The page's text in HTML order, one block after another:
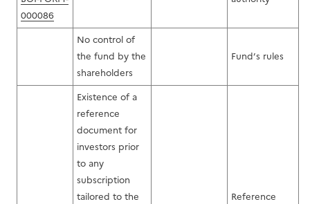
000086
No control of
the fund by the
shareholders
Fund’s rules
Existence of a
reference
document for
investors prior
to any
subscription
tailored to the
Reference